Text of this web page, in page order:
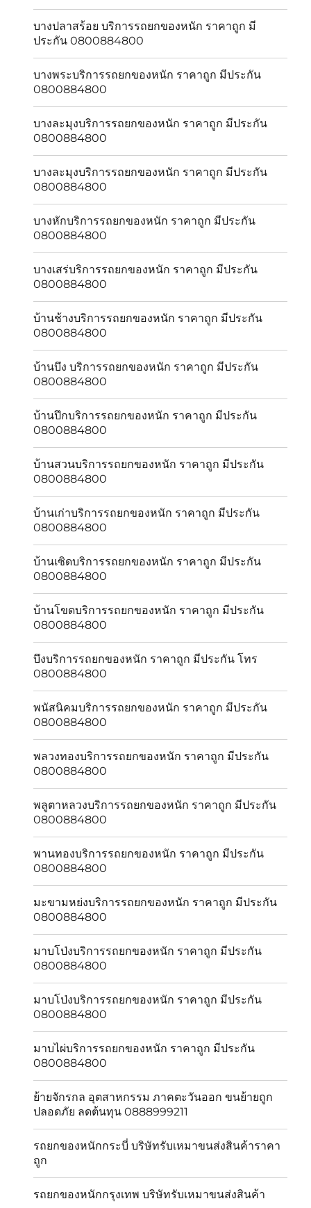
บางปลาสร้อย บริการรถยกของหนัก ราคาถูก มี
ประกัน 0800884800
บางพระบริการรถยกของหนัก ราคาถูก มีประกัน
0800884800
บางละมุงบริการรถยกของหนัก ราคาถูก มีประกัน
0800884800
บางละมุงบริการรถยกของหนัก ราคาถูก มีประกัน
0800884800
บางหักบริการรถยกของหนัก ราคาถูก มีประกัน
0800884800
บางเสร่บริการรถยกของหนัก ราคาถูก มีประกัน
0800884800
บ้านช้างบริการรถยกของหนัก ราคาถูก มีประกัน
0800884800
บ้านบึง บริการรถยกของหนัก ราคาถูก มีประกัน
0800884800
บ้านปึกบริการรถยกของหนัก ราคาถูก มีประกัน
0800884800
บ้านสวนบริการรถยกของหนัก ราคาถูก มีประกัน
0800884800
บ้านเก่าบริการรถยกของหนัก ราคาถูก มีประกัน
0800884800
บ้านเซิดบริการรถยกของหนัก ราคาถูก มีประกัน
0800884800
บ้านโขดบริการรถยกของหนัก ราคาถูก มีประกัน
0800884800
บึงบริการรถยกของหนัก ราคาถูก มีประกัน โทร
0800884800
พนัสนิคมบริการรถยกของหนัก ราคาถูก มีประกัน
0800884800
พลวงทองบริการรถยกของหนัก ราคาถูก มีประกัน
0800884800
พลูตาหลวงบริการรถยกของหนัก ราคาถูก มีประกัน
0800884800
พานทองบริการรถยกของหนัก ราคาถูก มีประกัน
0800884800
มะขามหย่งบริการรถยกของหนัก ราคาถูก มีประกัน
0800884800
มาบโป่งบริการรถยกของหนัก ราคาถูก มีประกัน
0800884800
มาบโป่งบริการรถยกของหนัก ราคาถูก มีประกัน
0800884800
มาบไผ่บริการรถยกของหนัก ราคาถูก มีประกัน
0800884800
ย้ายจักรกล อุตสาหกรรม ภาคตะวันออก ขนย้ายถูก
ปลอดภัย ลดต้นทุน 0888999211
รถยกของหนักกระบี่ บริษัทรับเหมาขนส่งสินค้าราคา
ถูก
รถยกของหนักกรุงเทพ บริษัทรับเหมาขนส่งสินค้า